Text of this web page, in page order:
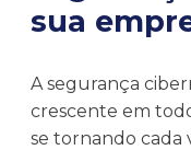
sua
A segurança
crescente em
se tornando cada